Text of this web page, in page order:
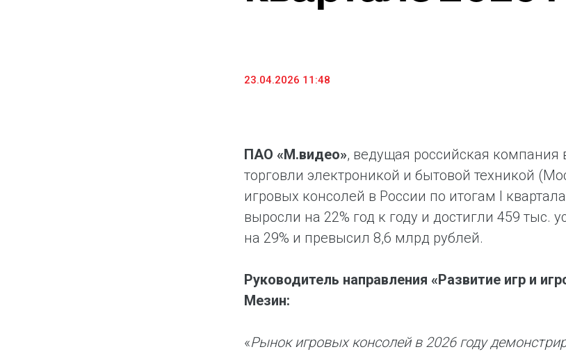
household appliances and electronics sector, providing an
23.04.2026 11:48
ПАО «М.видео», ведущая российская
торговли электроникой и бытовой техникой
игровых консолей в России по итогам I
выросли на 22% год к году и достигли 459
на 29% и превысил 8,6 млрд рублей.
Руководитель направления «Развитие игр и
Мезин:
«Рынок игровых консолей в 2026 году